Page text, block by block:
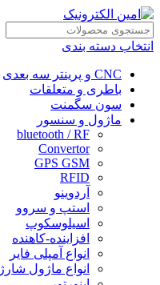
انتخاب دسته بندی
CNC و پرینتر سه بعدی
باطری و متعلقات
سون سگمنت
ماژول و سنسور
bluetooth / RF
Convertor
GPS GSM
RFID
آردوینو
استپ و سروو
اسیلوسکوپ
افزاینده-کاهنده
انواع آمپلی فایر
انواع ماژول شارژ